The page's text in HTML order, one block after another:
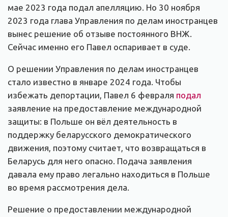
мае 2023 года подал апелляцию. Но 30 ноября
2023 года глава Управления по делам иностранцев
вынес решение об отзыве постоянного ВНЖ.
Сейчас именно его Павел оспаривает в суде.
О решении Управления по делам иностранцев
стало известно в январе 2024 года. Чтобы
избежать депортации, Павел 6 февраля подал
заявление на предоставление международной
защиты: в Польше он вёл деятельность в
поддержку беларусского демократического
движения, поэтому считает, что возвращаться в
Беларусь для него опасно. Подача заявления
давала ему право легально находиться в Польше
во время рассмотрения дела.
Решение о предоставлении международной